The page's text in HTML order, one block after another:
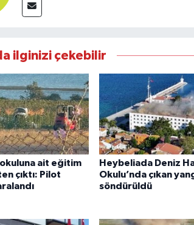
ilginizi çekebilir
ait eğitim
çıktı: Pilot
Heybeliada Deniz
Okulu’nda çıkan
söndürüldü